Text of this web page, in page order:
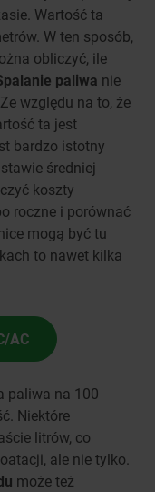
Wartość ta
W ten sposób,
obliczyć, ile
paliwa nie
względu na to, że
ta jest
bardzo istotny
średniej
koszty
roczne i porównać
mogą być tu
to nawet kilka
AC
paliwa na 100
Niektóre
litrów, co
ale nie tylko.
może też